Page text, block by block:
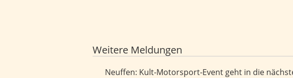
Weitere Meldungen
Kult-Motorsport-Event geht in die nächste Runde:
Neuffen: Kult-Motorsport-Event geht in die